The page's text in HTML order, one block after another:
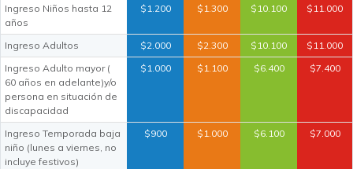
Ingreso Niños hasta 12
años
$1.200 $1.300 $10.100 $11.000
Ingreso Adultos $2.000 $2.300 $10.100
$11.000
Ingreso Adulto mayor (
60 años en adelante)y/o
persona en situación de
discapacidad
$1.000 $1.100 $6.400 $7.400
Ingreso Temporada baja
niño (lunes a viernes, no
incluye festivos)
$900 $1.000 $6.100 $7.000